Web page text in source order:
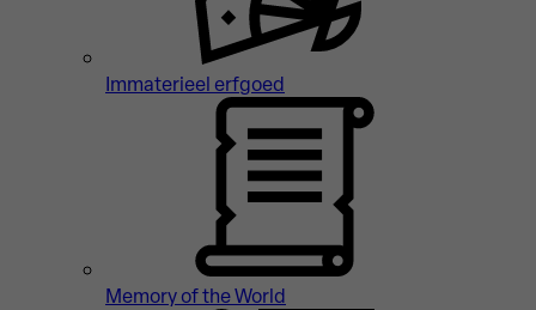
Immaterieel erfgoed
Memory of the World